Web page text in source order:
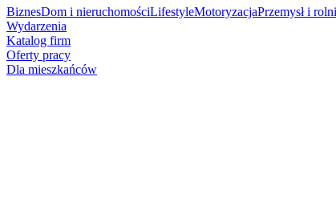
BiznesDom i nieruchomościLifestyleMotoryzacjaPrzemysł i
Wydarzenia
Katalog firm
Oferty pracy
Dla mieszkańców